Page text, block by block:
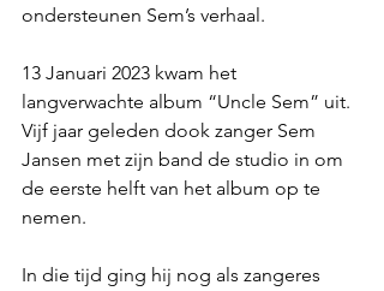
ondersteunen Sem’s verhaal.
13 Januari 2023 kwam het
langverwachte album “Uncle Sem” uit.
Vijf jaar geleden dook zanger Sem
Jansen met zijn band de studio in om
de eerste helft van het album op te
nemen.
In die tijd ging hij nog als zangeres